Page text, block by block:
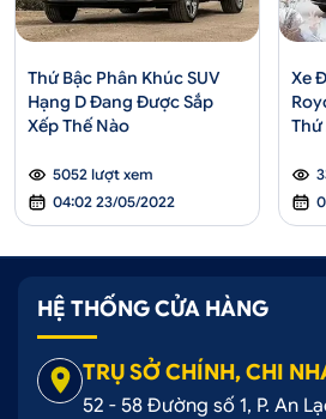
Thứ Bậc Phân Khúc SUV
Hạng D Đang Được Sắp
Xếp Thế Nào
5052 lượt xem
04:02 23/05/2022
Xe
Thứ
HỆ THỐNG CỬA HÀNG
TRỤ SỞ CHÍNH, CHI
52 - 58 Đường số 1, P. An